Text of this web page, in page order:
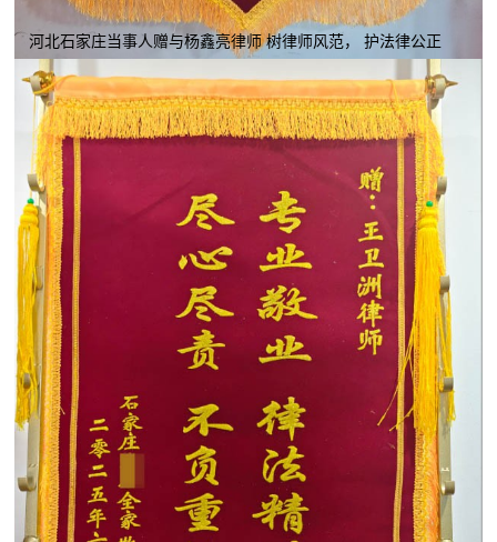
河北石家庄当事人赠与杨鑫亮律师 树律师风范， 护法律公正